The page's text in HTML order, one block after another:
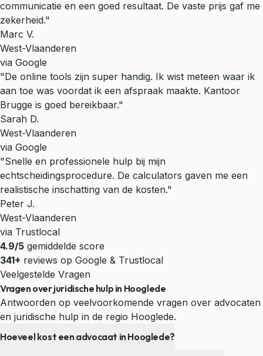
communicatie en een goed resultaat. De vaste prijs gaf me
zekerheid."
Marc V.
West-Vlaanderen
via Google
"De online tools zijn super handig. Ik wist meteen waar ik
aan toe was voordat ik een afspraak maakte. Kantoor
Brugge is goed bereikbaar."
Sarah D.
West-Vlaanderen
via Google
"Snelle en professionele hulp bij mijn
echtscheidingsprocedure. De calculators gaven me een
realistische inschatting van de kosten."
Peter J.
West-Vlaanderen
via Trustlocal
4.9/5 gemiddelde score
341+ reviews op Google & Trustlocal
Veelgestelde Vragen
Vragen over juridische hulp in Hooglede
Antwoorden op veelvoorkomende vragen over advocaten
en juridische hulp in de regio Hooglede.
Hoeveel kost een advocaat in Hooglede?